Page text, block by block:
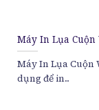
Máy In Lụa Cuộn
Máy In Lụa Cuộn
dụng để in...